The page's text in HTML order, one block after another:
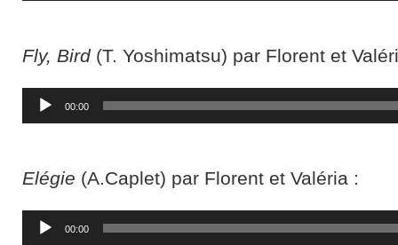
Fly, Bird(T. Yoshimatsu) par Florent et
Lecteur
audio
00:00
Elégie (A.Caplet) par Florent et Valéria :
Lecteur
audio
00:00